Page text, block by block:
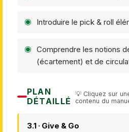
Introduire le pick & roll
Comprendre les notions
(écartement) et de
PLAN
DÉTAILLÉ
💡 Cliquez sur
contenu du
3.1 · Give & Go